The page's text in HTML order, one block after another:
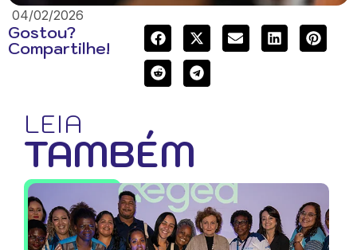
04/02/2026
Gostou?
Compartilhe!
LEIA
TAMBÉM